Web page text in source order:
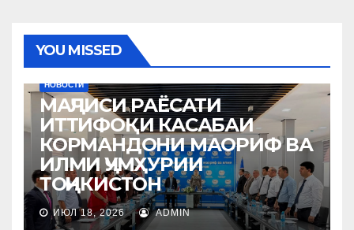
YOU MISSED
НОВОСТИ
МАҶЛИСИ РАЁСАТИ
ИТТИФОҚИ КАСАБАИ
КОРМАНДОНИ МАОРИФ ВА
ИЛМИ ҶУМҲУРИИ
ТОҶИКИСТОН
ИЮЛ 18, 2026 ADMIN